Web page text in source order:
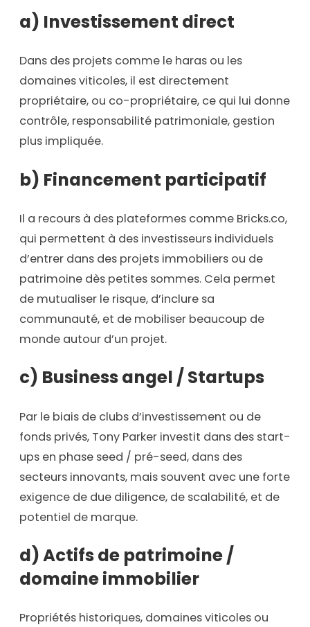
a) Investissement direct
Dans des projets comme le haras ou les
domaines viticoles, il est directement
propriétaire, ou co-propriétaire, ce qui lui donne
contrôle, responsabilité patrimoniale, gestion
plus impliquée.
b) Financement participatif
Il a recours à des plateformes comme Bricks.co,
qui permettent à des investisseurs individuels
d’entrer dans des projets immobiliers ou de
patrimoine dès petites sommes. Cela permet
de mutualiser le risque, d’inclure sa
communauté, et de mobiliser beaucoup de
monde autour d’un projet.
c) Business angel / Startups
Par le biais de clubs d’investissement ou de
fonds privés, Tony Parker investit dans des start-
ups en phase seed / pré-seed, dans des
secteurs innovants, mais souvent avec une forte
exigence de due diligence, de scalabilité, et de
potentiel de marque.
d) Actifs de patrimoine /
domaine immobilier
Propriétés historiques, domaines viticoles ou